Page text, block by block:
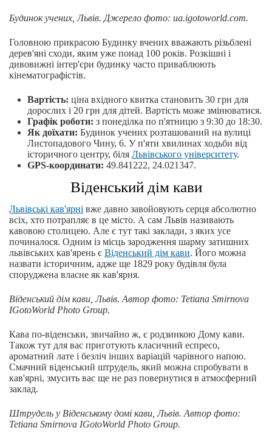
Будинок учених, Львів. Джерело фото: ua.igotoworld.com.
Головною прикрасою Будинку вчених вважають різьблені
дерев'яні сходи, яким уже понад 100 років. Розкішні і
дивовижні інтер'єри будинку часто приваблюють
кінематографістів.
Вартість: ціна вхідного квитка становить 30 грн для
дорослих і 20 грн для дітей. Вартість може змінюватися.
Графік роботи: з понеділка по п'ятницю з 9:30 до 18:30.
Як доїхати: Будинок учених розташований на вулиці
Листопадового Чину, 6. У п'яти хвилинах ходьби від
історичного центру, біля Львівського університету.
GPS-координати: 49.841222, 24.021347.
Віденський дім кави
Львівські кав'ярні вже давно завойовують серця абсолютно
всіх, хто потрапляє в це місто. А сам Львів називають
кавовою столицею. Але є тут такі заклади, з яких усе
починалося. Одним із місць зародження шарму затишних
львівських кав'ярень є Віденський дім кави. Його можна
назвати історичним, адже ще 1829 року будівля була
споруджена власне як кав'ярня.
Віденський дім кави, Львів. Автор фото: Tetiana Smirnova
IGotoWorld Photo Group.
Кава по-віденськи, звичайно ж, є родзинкою Дому кави.
Також тут для вас приготують класичний еспресо,
ароматний лате і безліч інших варіацій чарівного напою.
Смачний віденський штрудель, який можна спробувати в
кав'ярні, змусить вас ще не раз повернутися в атмосферний
заклад.
Штрудель у Віденському домі кави, Львів. Автор фото:
Tetiana Smirnova IGotoWorld Photo Group.